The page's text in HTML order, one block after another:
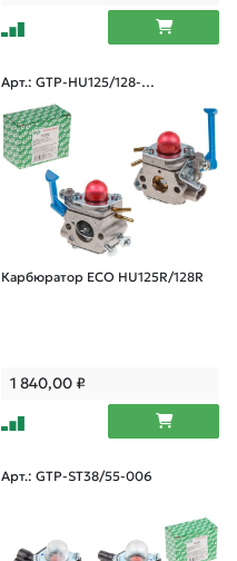
Арт.: GTP-HU125/128-0
Карбюратор ECO HU125R/128R
1 840,00₽
Арт.: GTP-ST38/55-006